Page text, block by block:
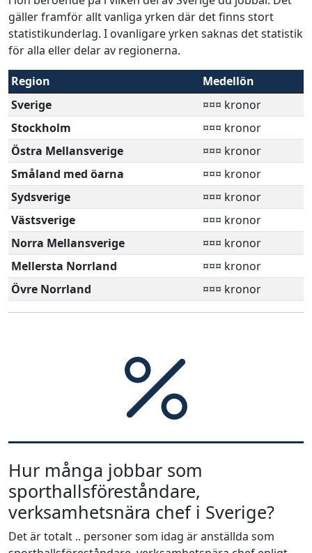
gäller framför allt vanliga yrken där det finns stort
statistikunderlag. I ovanligare yrken saknas det statistik
för alla eller delar av regionerna.
Region
Medellön
Sverige
¤¤¤ kronor
Stockholm
¤¤¤ kronor
Östra Mellansverige
¤¤¤ kronor
Småland med öarna
¤¤¤ kronor
Sydsverige
¤¤¤ kronor
Västsverige
¤¤¤ kronor
Norra Mellansverige
¤¤¤ kronor
Mellersta Norrland
¤¤¤ kronor
Övre Norrland
¤¤¤ kronor
Hur många jobbar som
sporthallsföreståndare,
verksamhetsnära chef i Sverige?
Det är totalt .. personer som idag är anställda som